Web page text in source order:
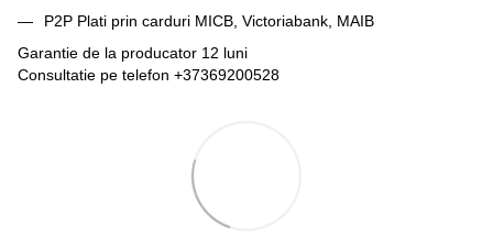
P2P Plati prin carduri MICB, Victoriabank, MAIB
Garantie de la producator 12 luni
Consultatie pe telefon +37369200528